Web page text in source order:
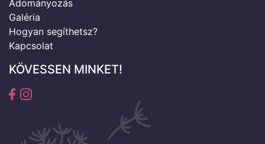
Adományozás
Galéria
Hogyan segíthetsz?
Kapcsolat
KÖVESSEN MINKET!